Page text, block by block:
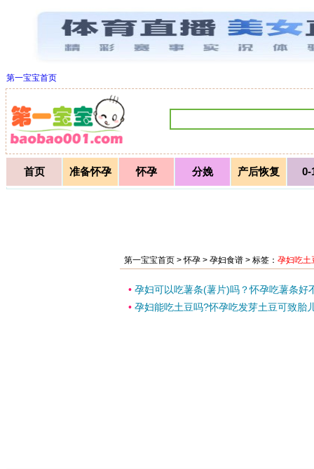
第一宝宝首页
首页 准备怀孕 怀孕 分娩 产后恢复 0-
第一宝宝首页 >怀孕 > 孕妇食谱 > 标签： 孕妇吃土
• 孕妇可以吃薯条(薯片)吗？怀孕吃薯条好
• 孕妇能吃土豆吗?怀孕吃发芽土豆可致胎